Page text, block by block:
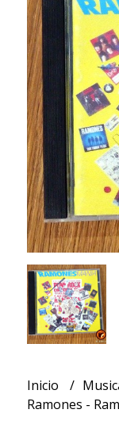
Inicio
Ramones -